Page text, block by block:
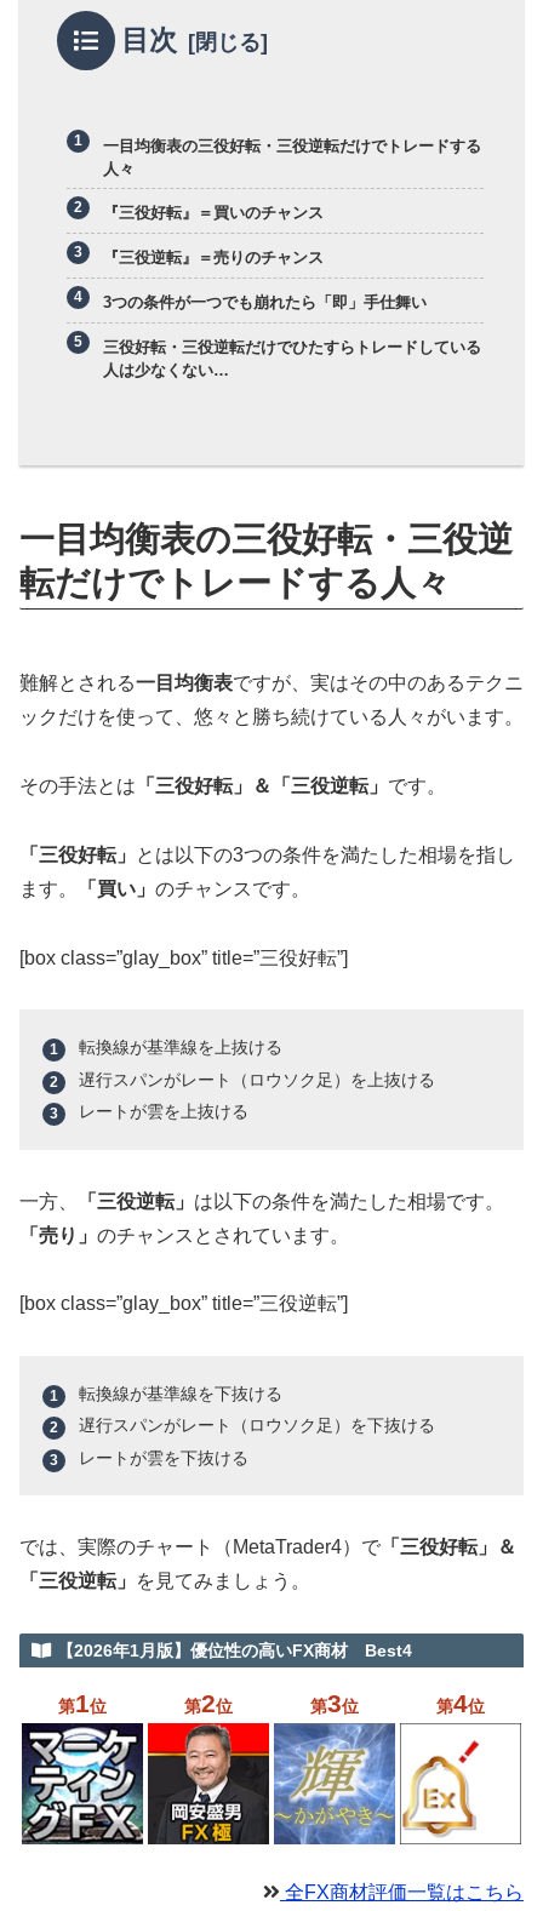
目次
一目均衡表の三役好転・三役逆転だけでトレードする
人々
『三役好転』＝買いのチャンス
『三役逆転』＝売りのチャンス
3つの条件が一つでも崩れたら「即」手仕舞い
三役好転・三役逆転だけでひたすらトレードしている
人は少なくない…
一目均衡表の三役好転・三役逆
転だけでトレードする人々
難解とされる一目均衡表ですが、実はその中のあるテクニ
ックだけを使って、悠々と勝ち続けている人々がいます。
その手法とは 「三役好転」＆「三役逆転」 です。
「三役好転」
とは以下の3つの条件を満たした相場を指し
ます。
「買い」 のチャンスです。
[box class=”glay_box” title=”三役好転”]
転換線が基準線を上抜ける
遅行スパンがレート（ロウソク足）を上抜ける
レートが雲を上抜ける
一方、 「三役逆転」 は以下の条件を満たした相場です。
「売り」 のチャンスとされています。
[box class=”glay_box” title=”三役逆転”]
転換線が基準線を下抜ける
遅行スパンがレート（ロウソク足）を下抜ける
レートが雲を下抜ける
では、実際のチャート（MetaTrader4）で 「三役好転」＆
「三役逆転」
を見てみましょう。
【2026年1月版】優位性の高いFX商材 Best4
第1位 第2位 第3位 第4位
全FX商材評価一覧はこちら